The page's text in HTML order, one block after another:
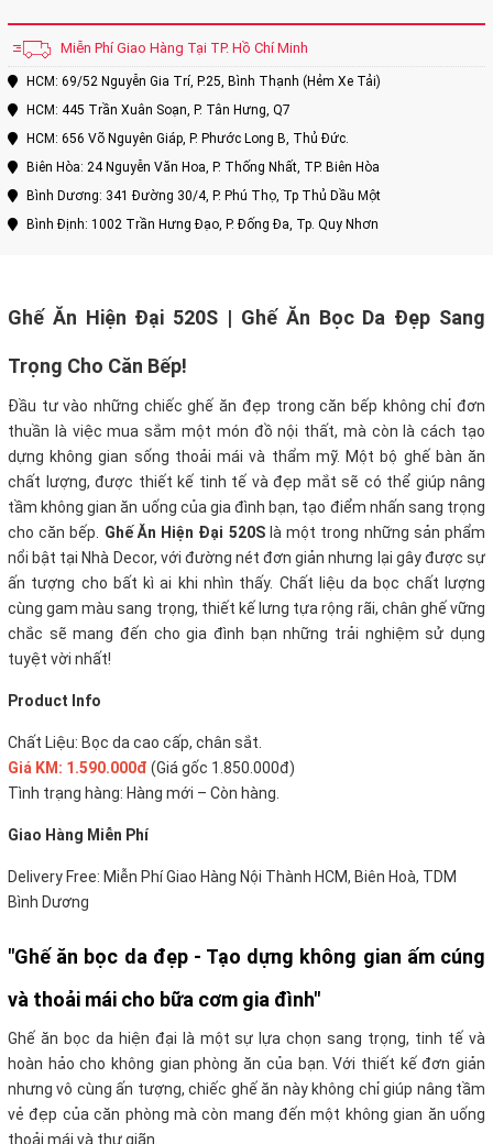
Miễn Phí Giao Hàng Tại TP. Hồ Chí Minh
HCM: 69/52 Nguyễn Gia Trí, P.25, Bình Thạnh (Hẻm Xe Tải)
HCM: 445 Trần Xuân Soạn, P. Tân Hưng, Q7
HCM: 656 Võ Nguyên Giáp, P. Phước Long B, Thủ Đức.
Biên Hòa: 24 Nguyễn Văn Hoa, P. Thống Nhất, TP. Biên Hòa
Bình Dương: 341 Đường 30/4, P. Phú Thọ, Tp Thủ Dầu Một
Bình Định: 1002 Trần Hưng Đạo, P. Đống Đa, Tp. Quy Nhơn
Ghế Ăn Hiện Đại 520S | Ghế Ăn Bọc Da Đẹp Sang
Trọng Cho Căn Bếp!
Đầu tư vào những chiếc ghế ăn đẹp trong căn bếp không chỉ đơn
thuần là việc mua sắm một món đồ nội thất, mà còn là cách tạo
dựng không gian sống thoải mái và thẩm mỹ. Một bộ ghế bàn ăn
chất lượng, được thiết kế tinh tế và đẹp mắt sẽ có thể giúp nâng
tầm không gian ăn uống của gia đình bạn, tạo điểm nhấn sang trọng
cho căn bếp. Ghế Ăn Hiện Đại 520S là một trong những sản phẩm
nổi bật tại Nhà Decor, với đường nét đơn giản nhưng lại gây được sự
ấn tượng cho bất kì ai khi nhìn thấy. Chất liệu da bọc chất lượng
cùng gam màu sang trọng, thiết kế lưng tựa rộng rãi, chân ghế vững
chắc sẽ mang đến cho gia đình bạn những trải nghiệm sử dụng
tuyệt vời nhất!
Product Info
Chất Liệu: Bọc da cao cấp, chân sắt.
Giá KM: 1.590.000đ (Giá gốc 1.850.000đ)
Tình trạng hàng: Hàng mới – Còn hàng.
Giao Hàng Miễn Phí
Delivery Free: Miễn Phí Giao Hàng Nội Thành HCM, Biên Hoà, TDM
Bình Dương
"Ghế ăn bọc da đẹp - Tạo dựng không gian ấm cúng
và thoải mái cho bữa cơm gia đình"
Ghế ăn bọc da hiện đại là một sự lựa chọn sang trọng, tinh tế và
hoàn hảo cho không gian phòng ăn của bạn. Với thiết kế đơn giản
nhưng vô cùng ấn tượng, chiếc ghế ăn này không chỉ giúp nâng tầm
vẻ đẹp của căn phòng mà còn mang đến một không gian ăn uống
thoải mái và thư giãn.